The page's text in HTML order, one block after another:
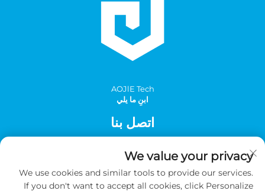
AOJlE Tech
ابنِ ما يلي
اتصل بنا
مينغتشو الصناعية، مقاطعة تونغهوا، قوانغتشو، الصين
الهاتف:+86-2036031688 داخلي 8048
We value your privacy
We use cookies and similar tools to provide our services.
If you don't want to accept all cookies, click Personalize